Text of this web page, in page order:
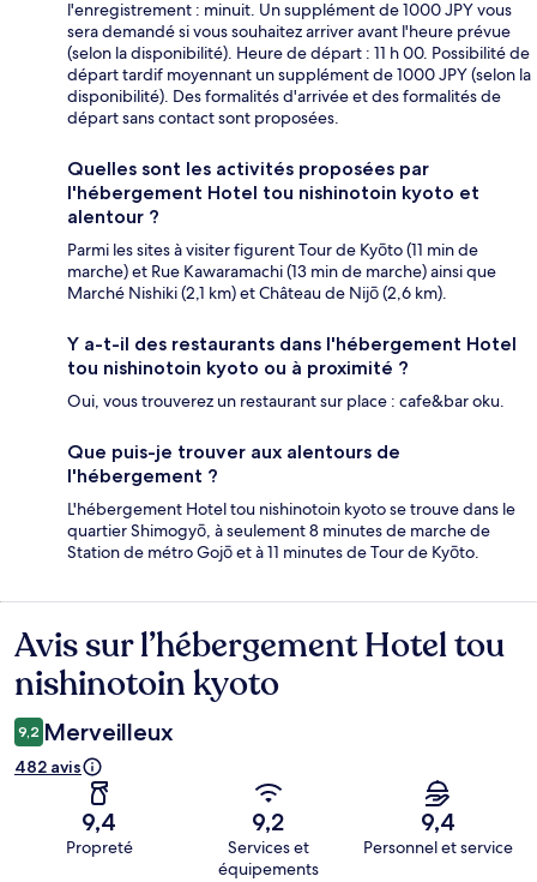
l'enregistrement : minuit. Un supplément de 1000 JPY vous
sera demandé si vous souhaitez arriver avant l'heure prévue
(selon la disponibilité). Heure de départ : 11 h 00. Possibilité de
départ tardif moyennant un supplément de 1000 JPY (selon la
disponibilité). Des formalités d'arrivée et des formalités de
départ sans contact sont proposées.
Quelles sont les activités proposées par
l'hébergement Hotel tou nishinotoin kyoto et
alentour ?
Parmi les sites à visiter figurent Tour de Kyōto (11 min de
marche) et Rue Kawaramachi (13 min de marche) ainsi que
Marché Nishiki (2,1 km) et Château de Nijō (2,6 km).
Y a-t-il des restaurants dans l'hébergement Hotel
tou nishinotoin kyoto ou à proximité ?
Oui, vous trouverez un restaurant sur place : cafe&bar oku.
Que puis-je trouver aux alentours de
l'hébergement ?
L'hébergement Hotel tou nishinotoin kyoto se trouve dans le
quartier Shimogyō, à seulement 8 minutes de marche de
Station de métro Gojō et à 11 minutes de Tour de Kyōto.
Avis
Avis sur l’hébergement Hotel tou
nishinotoin kyoto
9,2 Merveilleux
482 avis
9,4
Propreté
9,2
Services et
équipements
9,4
Personnel et service